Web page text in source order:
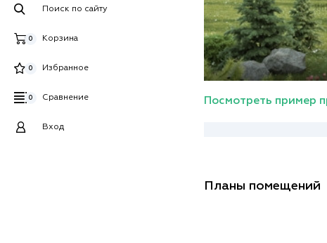
Поиск по сайту
Корзина
0
Избранное
0
Сравнение
0
Вход
Посмотреть пример
Планы помещений